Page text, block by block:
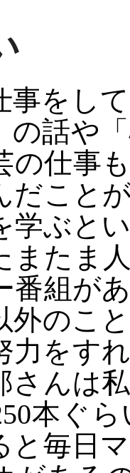
事をし
の話や
の仕事
だこと
学ぶと
またま
番組が
外のこ
力をす
さんは
本ぐ
と毎日